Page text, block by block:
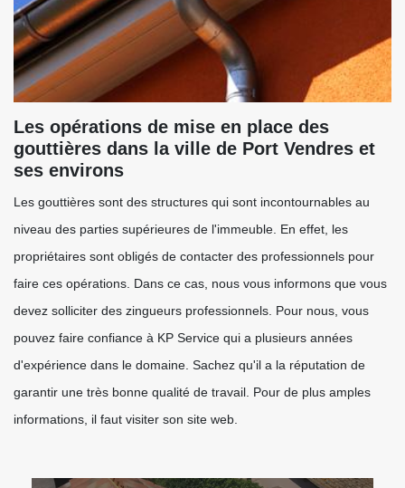
Les opérations de mise en place des
gouttières dans la ville de Port Vendres et
ses environs
Les gouttières sont des structures qui sont incontournables au
niveau des parties supérieures de l'immeuble. En effet, les
propriétaires sont obligés de contacter des professionnels pour
faire ces opérations. Dans ce cas, nous vous informons que vous
devez solliciter des zingueurs professionnels. Pour nous, vous
pouvez faire confiance à KP Service qui a plusieurs années
d'expérience dans le domaine. Sachez qu'il a la réputation de
garantir une très bonne qualité de travail. Pour de plus amples
informations, il faut visiter son site web.